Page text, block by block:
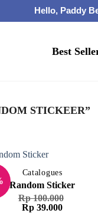
Hello, Paddy
Best
STICKEER”
Catalogues
Random Sticker
Rp100.000
Harga
Rp 39.000Harga